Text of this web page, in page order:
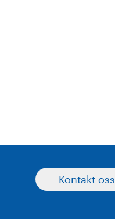
Kontakt oss